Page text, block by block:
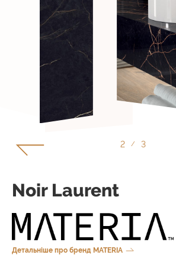
2 / 3
Noir Laurent
Детальніше про бренд MATERIA